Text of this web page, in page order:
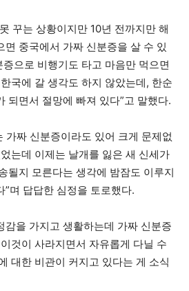
꾸는 상황이지만 10년 전까지만 해
면 중국에서 가짜 신분증을 살 수 있
증으로 비행기도 타고 마음만 먹으면
국에 갈 생각도 하지 않았는데, 한순
되면서 절망에 빠져 있다”고 말했다.
가짜 신분증이라도 있어 크게 문제없
는데 이제는 날개를 잃은 새 신세가
될지 모른다는 생각에 밤잠도 이루지
”며 답답한 심정을 토로했다.
감을 가지고 생활하는데 가짜 신분증
것이 사라지면서 자유롭게 다닐 수
대한 비관이 커지고 있다는 게 소식